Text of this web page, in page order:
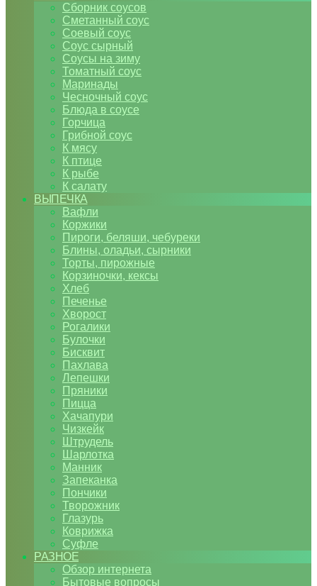
Сборник соусов
Сметанный соус
Соевый соус
Соус сырный
Соусы на зиму
Томатный соус
Маринады
Чесночный соус
Блюда в соусе
Горчица
Грибной соус
К мясу
К птице
К рыбе
К салату
ВЫПЕЧКА
Вафли
Коржики
Пироги, беляши, чебуреки
Блины, оладьи, сырники
Торты, пирожные
Корзиночки, кексы
Хлеб
Печенье
Хворост
Рогалики
Булочки
Бисквит
Пахлава
Лепешки
Пряники
Пицца
Хачапури
Чизкейк
Штрудель
Шарлотка
Манник
Запеканка
Пончики
Творожник
Глазурь
Коврижка
Суфле
РАЗНОЕ
Обзор интернета
Бытовые вопросы